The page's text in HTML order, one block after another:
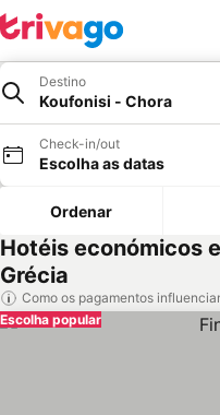
Destino
Koufonisi - Chora
Check-in/out
Escolha as datas
Ordenar
Hotéis económicos
Grécia
Como os pagamentos
Escolha popular